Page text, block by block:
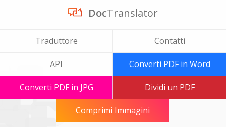
DocTranslator
Traduttore Contatti
API Converti PDF in Word
Converti PDF in JPG Dividi un PDF
Comprimi Immagini